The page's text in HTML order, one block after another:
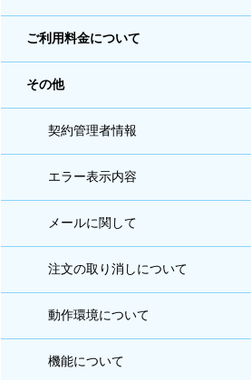
ご利用料金について
その他
契約管理者情報
エラー表示内容
メールに関して
注文の取り消しについて
動作環境について
機能について